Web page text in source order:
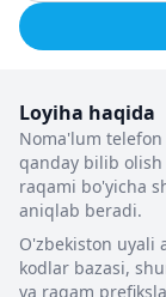
Loyiha haqida
Noma'lum
qanday bilib
raqami bo'yicha
aniqlab beradi.
O'zbekiston uyali
kodlar bazasi,
va raqam